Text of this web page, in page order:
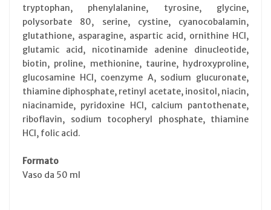
tryptophan, phenylalanine, tyrosine, glycine,
polysorbate 80, serine, cystine, cyanocobalamin,
glutathione, asparagine, aspartic acid, ornithine HCl,
glutamic acid, nicotinamide adenine dinucleotide,
biotin, proline, methionine, taurine, hydroxyproline,
glucosamine HCl, coenzyme A, sodium glucuronate,
thiamine diphosphate, retinyl acetate, inositol, niacin,
niacinamide, pyridoxine HCl, calcium pantothenate,
riboflavin, sodium tocopheryl phosphate, thiamine
HCl, folic acid.
Formato
Vaso da 50 ml